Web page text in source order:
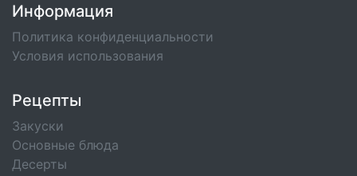
Информация
Политика конфиденциальности
Условия использования
Рецепты
Закуски
Основные блюда
Десерты